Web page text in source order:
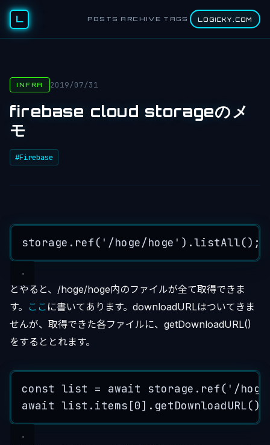
L POSTS ARCHIVE TAGS LOGICKY.COM
INFRA 2019/07/31
firebase cloud storageのメ
モ
#Firebase
storage . ref ( ' /hoge/hoge ' ) .listAll();
とやると、/hoge/hoge内のファイルが全て取得できま
す。
ここ に書いてあります。downloadURLはついてきま
せんが、取得できた各ファイルに、getDownloadURL()
をするととれます。
const list = await storage . ref ( ' /
await list . items [0] . getDownloadURL();